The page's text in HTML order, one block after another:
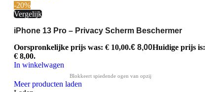
-20%
Vergelijk
iPhone 13 Pro – Privacy Scherm Beschermer
Oorspronkelijke prijs was: € 10,00.€ 8,00Huidige prijs is:
€ 8,00.
In winkelwagen
Meer producten laden